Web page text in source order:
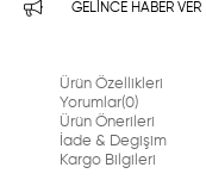
GELINCE HABER VER
Ürün Özellikleri
Yorumlar(0)
Ürün Önerileri
İade & Degişim
Kargo Bilgileri